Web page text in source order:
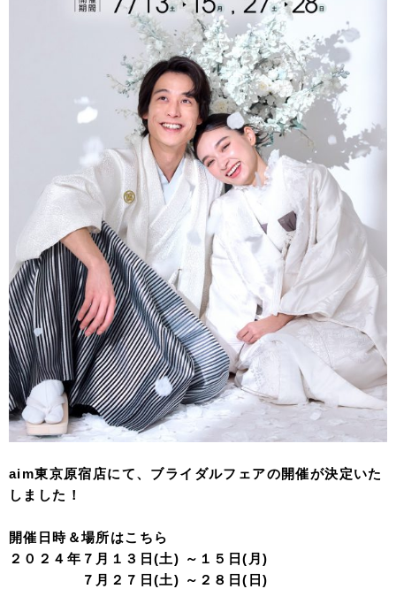
aim東京原宿店にて、ブライダルフェアの開催が決定いた
しました！
開催日時＆場所はこちら
２０２４年７月１３日(土) ～１５日(月)
７月２７日(土) ～２８日(日)